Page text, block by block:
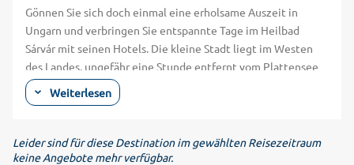
Gönnen Sie sich doch einmal eine erholsame Auszeit in
Ungarn und verbringen Sie entspannte Tage im Heilbad
Sárvár mit seinen Hotels. Die kleine Stadt liegt im Westen
des Landes, ungefähr eine Stunde entfernt vom Plattensee
an der berühmten Bäderstraße. Zwei Thermalquellen sind es,
die Sárvár prädestiniert für einen Wellnessurlaub oder eine
beispielweise bei Erkrankungen des Bewegungsapparates,
das Heilwasser der zweiten Quelle wird bei
Weiterlesen
Leider sind für diese Destination im gewählten Reisezeitraum
keine Angebote mehr verfügbar.